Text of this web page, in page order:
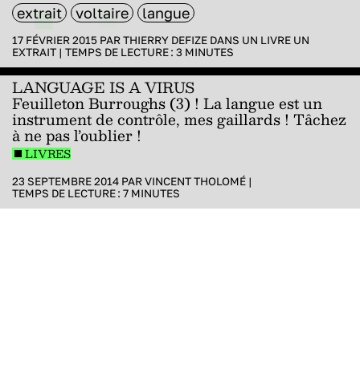
extrait voltaire langue
17 FÉVRIER 2015 PARTHIERRY DEFIZE DANS UN LIVRE UN
EXTRAIT | TEMPS DE LECTURE : 3 MINUTES
LANGUAGE IS A VIRUS
Feuilleton Burroughs (3) ! La langue est un
instrument de contrôle, mes gaillards ! Tâchez
à ne pas l’oublier !
LIVRES
23 SEPTEMBRE 2014 PARVINCENT THOLOMÉ |
TEMPS DE LECTURE : 7 MINUTES